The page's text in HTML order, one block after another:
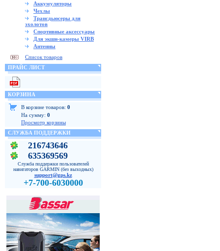
Аккумуляторы
Чехлы
Трансдьюсеры для
эхолотов
Спортивные аксессуары
Для экшн-камеры VIRB
Антенны
Список товаров
ПРАЙС ЛИСТ
КОРЗИНА
В корзине товаров: 0
На сумму: 0
Просмотр корзины
СЛУЖБА ПОДДЕРЖКИ
216743646
635369569
Служба поддержки пользователей
навигаторов GARMIN (без выходных)
support@gps.kz
+7-700-6030000